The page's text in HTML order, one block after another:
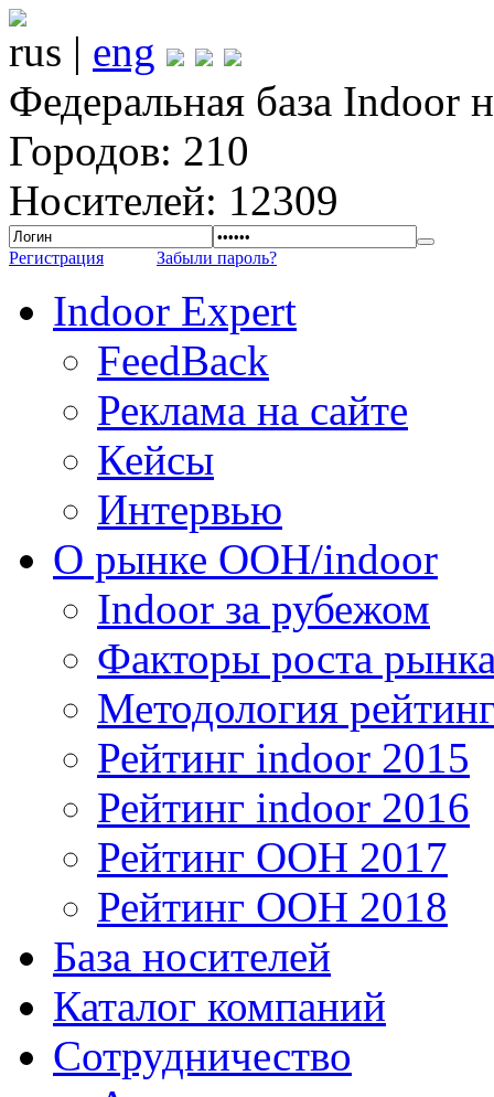
rus | eng
Федеральная база Indoor
Городов: 210
Носителей: 12309
Регистрация Забыли пароль?
Indoor Expert
FeedBack
Реклама на сайте
Кейсы
Интервью
О рынке OOH/indoor
Indoor за рубежом
Факторы роста
Методология
Рейтинг indoor 2015
Рейтинг indoor 2016
Рейтинг OOH 2017
Рейтинг OOH 2018
База носителей
Каталог компаний
Сотрудничество